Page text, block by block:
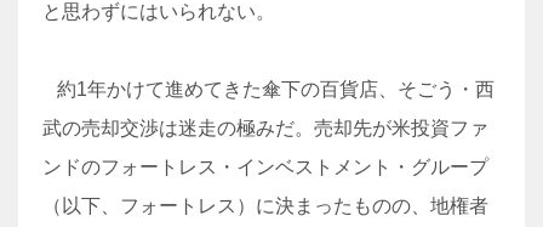
と思わずにはいられない。
約1年かけて進めてきた傘下の百貨店、そごう・西
武の売却交渉は迷走の極みだ。売却先が米投資ファ
ンドのフォートレス・インベストメント・グループ
（以下、フォートレス）に決まったものの、地権者